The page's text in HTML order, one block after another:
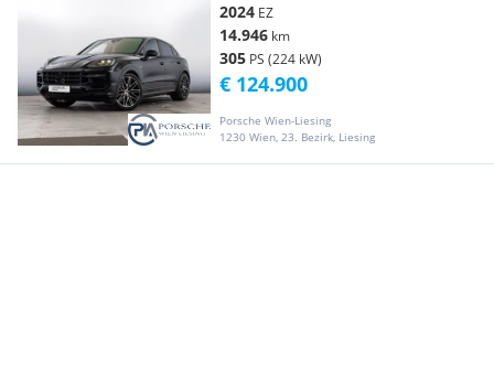
2024 EZ
14.946 km
305 PS (224 kW)
Porsche Wien-Liesing
1230 Wien, 23. Bezirk, Liesing
€ 124.900